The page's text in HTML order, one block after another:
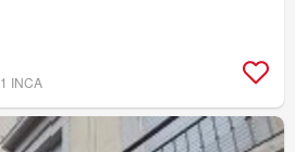
INCA